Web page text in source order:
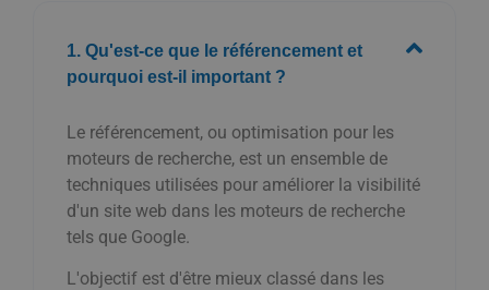
1. Qu'est-ce que le référencement et
pourquoi est-il important ?
Le référencement, ou optimisation pour les
moteurs de recherche, est un ensemble de
techniques utilisées pour améliorer la visibilité
d'un site web dans les moteurs de recherche
tels que Google.
L'objectif est d'être mieux classé dans les